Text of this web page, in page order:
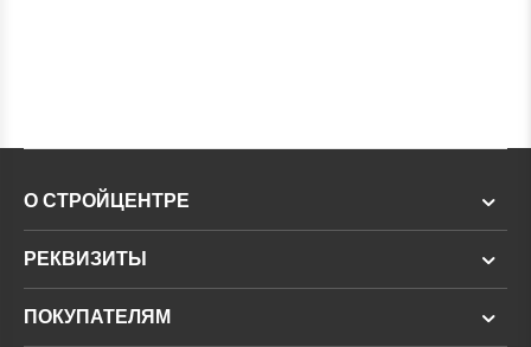
О СТРОЙЦЕНТРЕ
РЕКВИЗИТЫ
ПОКУПАТЕЛЯМ